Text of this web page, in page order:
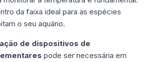
da faixa ideal para as espécies
o seu aquário.
de dispositivos de
pode ser necessária em